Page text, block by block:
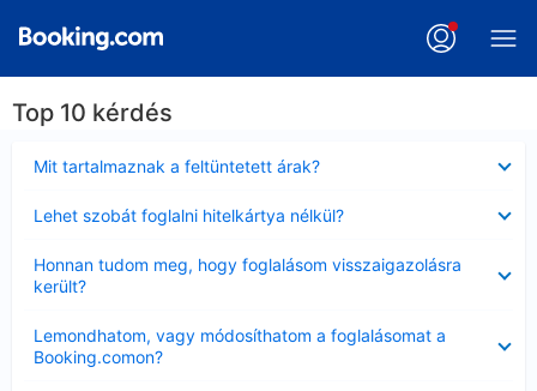
Top 10 kérdés
Mit tartalmaznak a feltüntetett árak?
Lehet szobát foglalni hitelkártya nélkül?
Honnan tudom meg, hogy foglalásom visszaigazolásra
került?
Lemondhatom, vagy módosíthatom a foglalásomat a
Booking.comon?